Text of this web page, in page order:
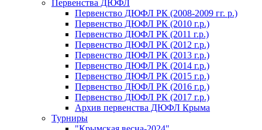
Первенства ДЮФЛ
Первенство ДЮФЛ РК (2008-2009 гг. р.)
Первенство ДЮФЛ РК (2010 г.р.)
Первенство ДЮФЛ РК (2011 г.р.)
Первенство ДЮФЛ РК (2012 г.р.)
Первенство ДЮФЛ РК (2013 г.р.)
Первенство ДЮФЛ РК (2014 г.р.)
Первенство ДЮФЛ РК (2015 г.р.)
Первенство ДЮФЛ РК (2016 г.р.)
Первенство ДЮФЛ РК (2017 г.р.)
Архив первенства ДЮФЛ Крыма
Турниры